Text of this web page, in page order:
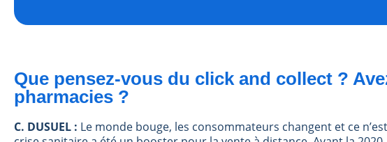
Que pensez-vous du click and collect ?
pharmacies ?
C. DUSUEL : Le monde bouge, les consommateurs changent et ce